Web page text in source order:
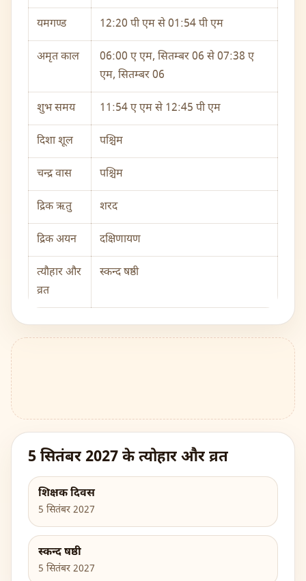
यमगण्ड 12:20 पी एम से 01:54 पी एम
अमृत काल
06:00 ए एम, सितम्बर 06 से 07:38 ए
एम, सितम्बर 06
शुभ समय 11:54 ए एम से 12:45 पी एम
दिशा शूल पश्चिम
चन्द्र वास पश्चिम
द्रिक ऋतु शरद
द्रिक अयन दक्षिणायण
त्यौहार और
व्रत
स्कन्द षष्ठी
5 सितंबर 2027 के त्योहार और व्रत
शिक्षक दिवस
5 सितंबर 2027
स्कन्द षष्ठी
5 सितंबर 2027